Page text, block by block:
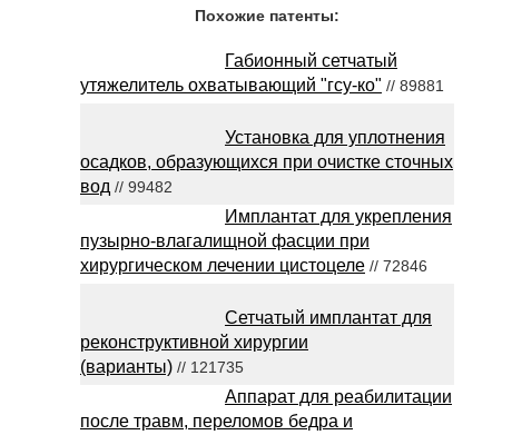
Похожие патенты:
Габионный сетчатый
утяжелитель охватывающий "гсу-ко" // 89881
Установка для уплотнения
осадков, образующихся при очистке сточных
вод // 99482
Имплантат для укрепления
пузырно-влагалищной фасции при
хирургическом лечении цистоцеле // 72846
Сетчатый имплантат для
реконструктивной хирургии
(варианты) // 121735
Аппарат для реабилитации
после травм, переломов бедра и